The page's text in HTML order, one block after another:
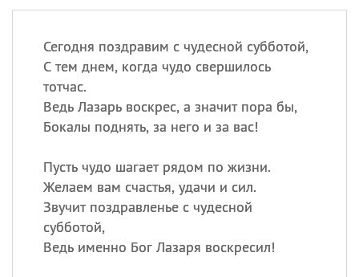
Сегодня поздравим с чудесной субботой,
С тем днем, когда чудо свершилось
тотчас.
Ведь Лазарь воскрес, а значит пора бы,
Бокалы поднять, за него и за вас!
Пусть чудо шагает рядом по жизни.
Желаем вам счастья, удачи и сил.
Звучит поздравленье с чудесной
субботой,
Ведь именно Бог Лазаря воскресил!